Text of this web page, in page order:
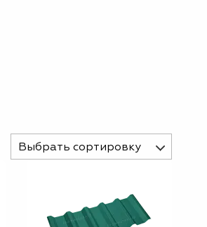
Выбрать сортировку